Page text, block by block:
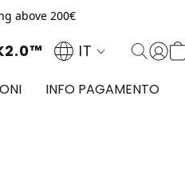
above 200€
IT
INFO PAGAMENTO